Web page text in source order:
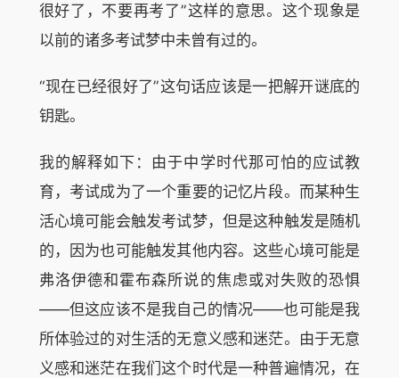
很好了，不要再考了”这样的意思。这个现象是
以前的诸多考试梦中未曾有过的。
“现在已经很好了”这句话应该是一把解开谜底的
钥匙。
我的解释如下：由于中学时代那可怕的应试教
育，考试成为了一个重要的记忆片段。而某种生
活心境可能会触发考试梦，但是这种触发是随机
的，因为也可能触发其他内容。这些心境可能是
弗洛伊德和霍布森所说的焦虑或对失败的恐惧
——但这应该不是我自己的情况——也可能是我
所体验过的对生活的无意义感和迷茫。由于无意
义感和迷茫在我们这个时代是一种普遍情况，在